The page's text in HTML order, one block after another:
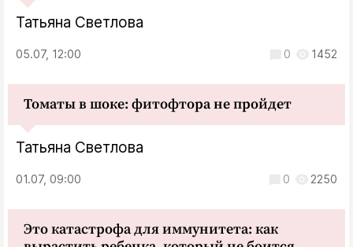
Татьяна Светлова
05.07, 12:00 0 1452
Томаты в шоке: фитофтора не пройдет
Татьяна Светлова
01.07, 09:00 0 2250
Это катастрофа для иммунитета: как